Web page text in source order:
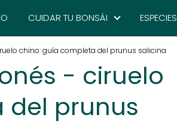
CUIDAR TU BONSÁI ESPECIES
chino: guía completa del prunus salicina
- ciruelo
prunus